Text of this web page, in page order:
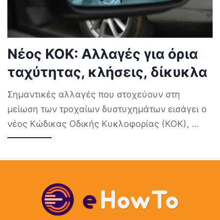
Νέος ΚΟΚ: Αλλαγές για όρια
ταχύτητας, κλήσεις, δίκυκλα
Σημαντικές αλλαγές που στοχεύουν στη
μείωση των τροχαίων δυστυχημάτων εισάγει ο
νέος Κώδικας Οδικής Κυκλοφορίας (ΚΟΚ), ...